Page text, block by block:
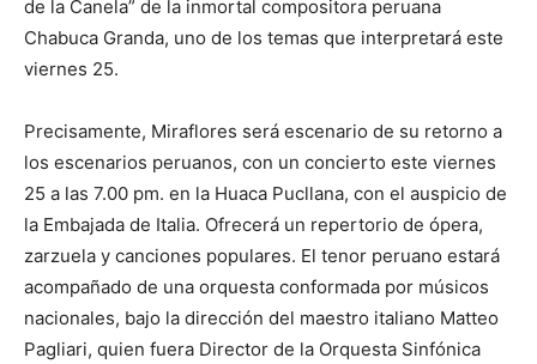
de la Canela” de la inmortal compositora peruana
Chabuca Granda, uno de los temas que interpretará este
viernes 25.
Precisamente, Miraflores será escenario de su retorno a
los escenarios peruanos, con un concierto este viernes
25 a las 7.00 pm. en la Huaca Pucllana, con el auspicio de
la Embajada de Italia. Ofrecerá un repertorio de ópera,
zarzuela y canciones populares. El tenor peruano estará
acompañado de una orquesta conformada por músicos
nacionales, bajo la dirección del maestro italiano Matteo
Pagliari, quien fuera Director de la Orquesta Sinfónica